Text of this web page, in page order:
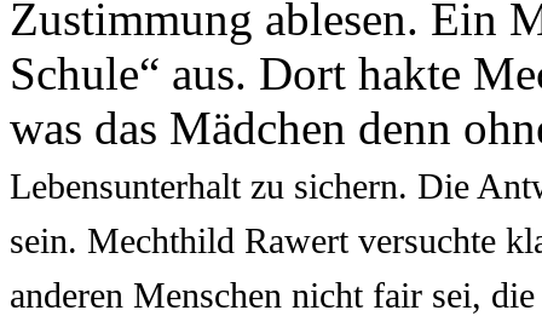
Zustimmung ablesen. Ein
Schule“ aus. Dort hakte
was das Mädchen denn
Lebensunterhalt zu sichern. Die
sein. Mechthild Rawert versuchte
anderen Menschen nicht fair sei,